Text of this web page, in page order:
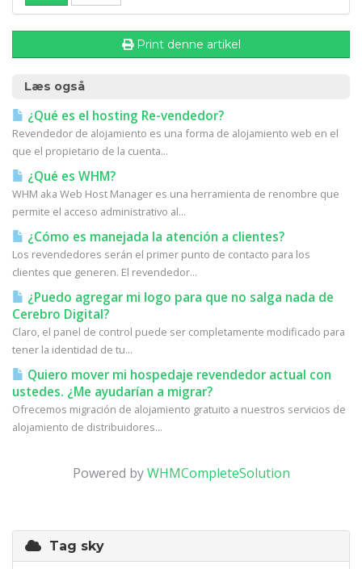
Print denne artikel
Læs også
¿Qué es el hosting Re-vendedor?
Revendedor de alojamiento es una forma de alojamiento web en el
que el propietario de la cuenta...
¿Qué es WHM?
WHM aka Web Host Manager es una herramienta de renombre que
permite el acceso administrativo al...
¿Cómo es manejada la atención a clientes?
Los revendedores serán el primer punto de contacto para los
clientes que generen. El revendedor...
¿Puedo agregar mi logo para que no salga nada de
Cerebro Digital?
Claro, el panel de control puede ser completamente modificado para
tener la identidad de tu...
Quiero mover mi hospedaje revendedor actual con
ustedes. ¿Me ayudarían a migrar?
Ofrecemos migración de alojamiento gratuito a nuestros servicios de
alojamiento de distribuidores...
Powered byWHMCompleteSolution
Tag sky